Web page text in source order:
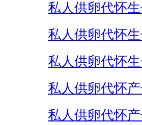
私人供卵代怀
私人供卵代怀
私人供卵代怀
私人供卵代怀
私人供卵代怀